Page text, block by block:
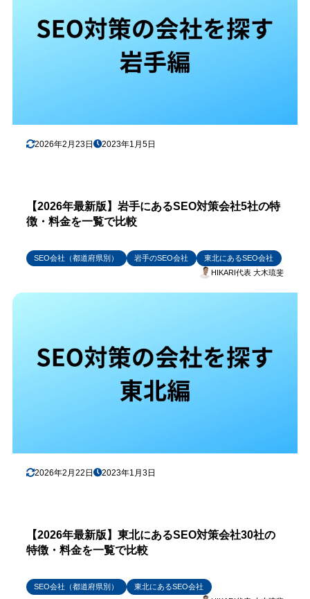
2026年2月23日 2023年1月5日
【2026年最新版】岩手にあるSEO対策会社5社の特
徴・料金を一覧で比較
SEO会社（都道府県別） 岩手のSEO会社
東北にあるSEO会社
HIKARI代表 大木琉斐
2026年2月22日 2023年1月3日
【2026年最新版】東北にあるSEO対策会社30社の
特徴・料金を一覧で比較
SEO会社（都道府県別）
東北にあるSEO会社